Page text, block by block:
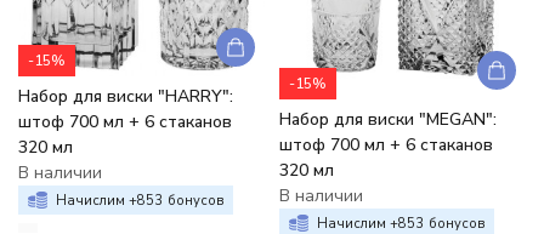
-15%
Набор для виски "HARRY":
штоф 700 мл + 6 стаканов
320 мл
В наличии
Начислим +853 бонусов
-15%
Набор для виски "MEGAN":
штоф 700 мл + 6 стаканов
320 мл
В наличии
Начислим +853 бонусов